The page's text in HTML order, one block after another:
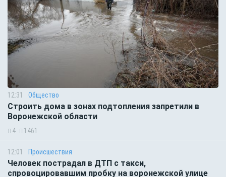
12:31 Общество
Строить дома в зонах подтопления запретили в
Воронежской области
4 1461
12:01 Происшествия
Человек пострадал в ДТП с такси,
спровоцировавшим пробку на воронежской улице